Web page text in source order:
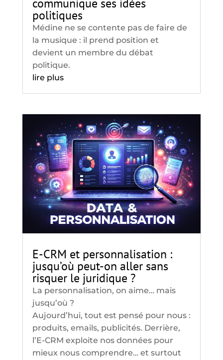
communique ses idées
politiques
Médine ne se contente pas de faire de
la musique : il prend position et
devient un membre du débat
politique.
lire plus
E-CRM et personnalisation :
jusqu’où peut-on aller sans
risquer le juridique ?
La personnalisation, on aime… mais
jusqu’où ?
Aujourd’hui, tout est pensé pour nous :
produits, emails, publicités. Derrière,
l’E-CRM exploite nos données pour
mieux nous comprendre… et surtout